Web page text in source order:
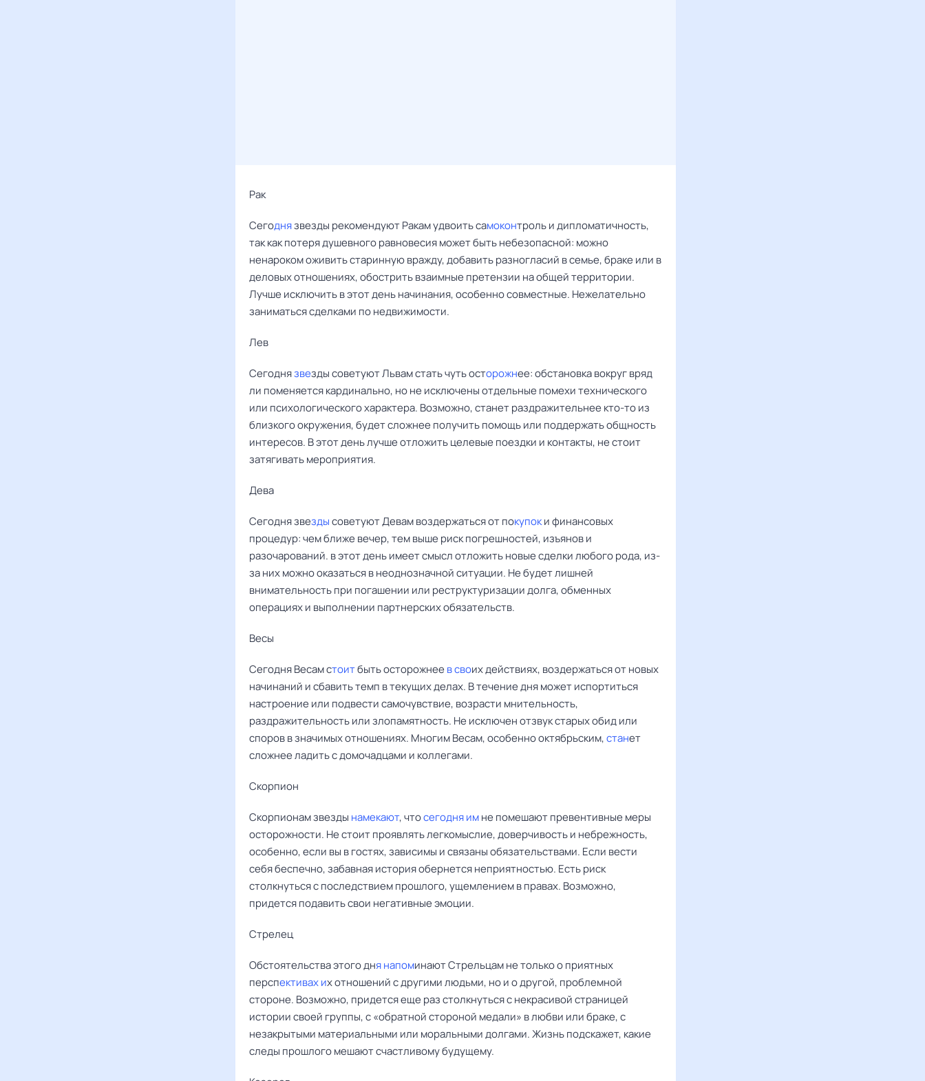
Рак ‌‌
Сегоднязвезды рекомендуют Ракам удвоить самоконтроль и дипломатичность,
так как потеря душевного равновесия может быть небезопасной: можно
ненароком оживить старинную вражду, добавить разногласий в семье, браке или в
деловых отношениях, обострить взаимные претензии на общей территории.
Лучше исключить в этот день начинания, особенно совместные. Нежелательно
заниматься сделками по недвижимости.
Лев ‌‌
Сегоднязвезды советуют Львам стать чуть осторожнее: обстановка вокруг вряд
ли поменяется кардинально, но не исключены отдельные помехи технического
или психологического характера. Возможно, станет раздражительнее кто-то из
близкого окружения, будет сложнее получить помощь или поддержать общность
интересов. В этот день лучше отложить целевые поездки и контакты, не стоит
затягивать мероприятия.
Дева ‌‌
Сегодня звездысоветуют Девам воздержаться от покупоки финансовых
процедур: чем ближе вечер, тем выше риск погрешностей, изъянов и
разочарований. в этот день имеет смысл отложить новые сделки любого рода, из-
за них можно оказаться в неоднозначной ситуации. Не будет лишней
внимательность при погашении или реструктуризации долга, обменных
операциях и выполнении партнерских обязательств.
Весы ‌‌
Сегодня Весам стоитбыть осторожнее в своих действиях, воздержаться от новых
начинаний и сбавить темп в текущих делах. В течение дня может испортиться
настроение или подвести самочувствие, возрасти мнительность,
раздражительность или злопамятность. Не исключен отзвук старых обид или
споров в значимых отношениях. Многим Весам, особенно октябрьским,станет
сложнее ладить с домочадцами и коллегами.
Скорпион
Скорпионам звезды намекают, чтосегодня имне помешают превентивные меры
осторожности. Не стоит проявлять легкомыслие, доверчивость и небрежность,
особенно, если вы в гостях, зависимы и связаны обязательствами. Если вести
себя беспечно, забавная история обернется неприятностью. Есть риск
столкнуться с последствием прошлого, ущемлением в правах. Возможно,
придется подавить свои негативные эмоции.
Стрелец
Обстоятельства этого дня напоминают Стрельцам не только о приятных
перспективах их отношений с другими людьми, но и о другой, проблемной
стороне. Возможно, придется еще раз столкнуться с некрасивой страницей
истории своей группы, с «обратной стороной медали» в любви или браке, с
незакрытыми материальными или моральными долгами. Жизнь подскажет, какие
следы прошлого мешают счастливому будущему.